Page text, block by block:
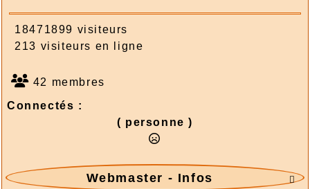
18471899 visiteurs
213 visiteurs en ligne
42 membres
Connectés :
( personne )

Webmaster - Infos